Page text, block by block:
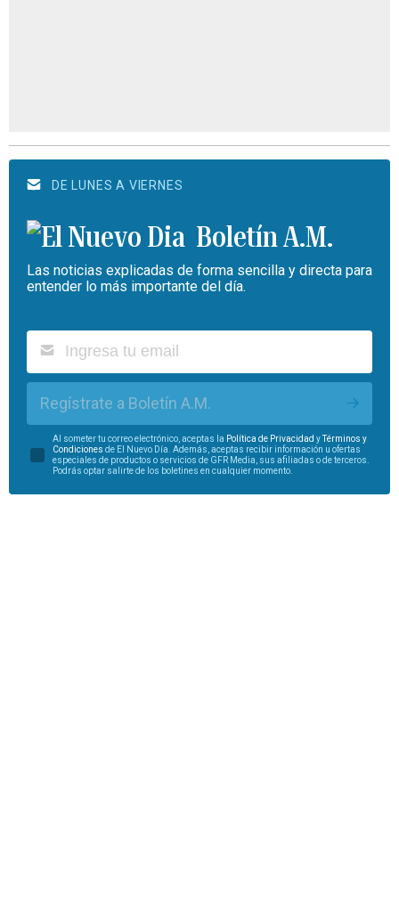
DE LUNES A VIERNES
Boletín A.M.
Las noticias explicadas de forma sencilla y directa para
entender lo más importante del día.
Regístrate a Boletín A.M.
Al someter tu correo electrónico, aceptas la Política de Privacidad yTérminos y
Condiciones de El Nuevo Día. Además, aceptas recibir información u ofertas
especiales de productos o servicios de GFR Media, sus afiliadas o de terceros.
Podrás optar salirte de los boletines en cualquier momento.